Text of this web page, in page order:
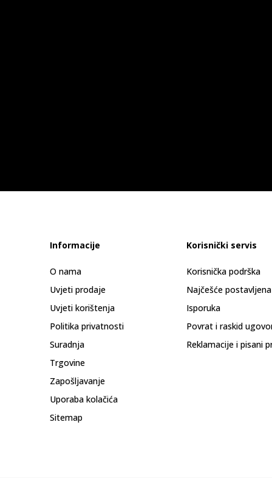
Informacije
O nama
Uvjeti prodaje
Uvjeti korištenja
Politika privatnosti
Suradnja
Trgovine
Zapošljavanje
Uporaba kolačića
Sitemap
Korisnički servis
Korisnička podrška
Najčešće
Isporuka
Povrat i raskid
Reklamacije i pisani